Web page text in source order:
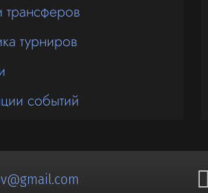
трансферов
турниров
событий